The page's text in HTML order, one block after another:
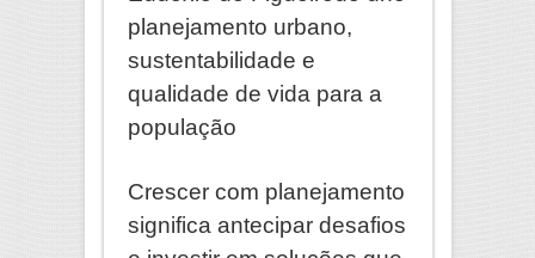
planejamento urbano,
sustentabilidade e
qualidade de vida para a
população
Crescer com planejamento
significa antecipar desafios